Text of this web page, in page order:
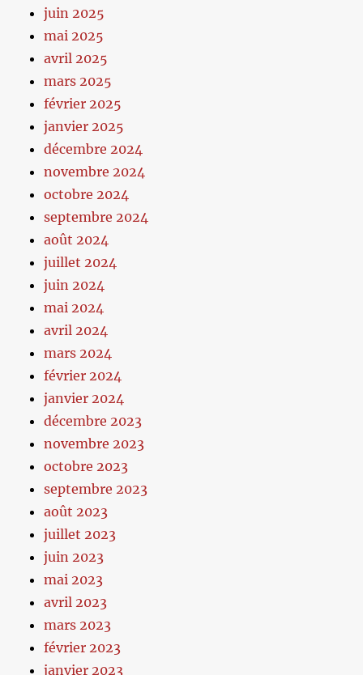
juin 2025
mai 2025
avril 2025
mars 2025
février 2025
janvier 2025
décembre 2024
novembre 2024
octobre 2024
septembre 2024
août 2024
juillet 2024
juin 2024
mai 2024
avril 2024
mars 2024
février 2024
janvier 2024
décembre 2023
novembre 2023
octobre 2023
septembre 2023
août 2023
juillet 2023
juin 2023
mai 2023
avril 2023
mars 2023
février 2023
janvier 2023